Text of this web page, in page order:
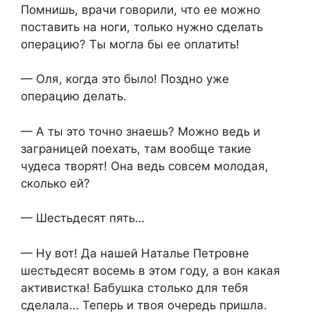
Помнишь, врачи говорили, что ее можно
поставить на ноги, только нужно сделать
операцию? Ты могла бы ее оплатить!
— Оля, когда это было! Поздно уже
операцию делать.
— А ты это точно знаешь? Можно ведь и
заграницей поехать, там вообще такие
чудеса творят! Она ведь совсем молодая,
сколько ей?
— Шестьдесят пять…
— Ну вот! Да нашей Наталье Петровне
шестьдесят восемь в этом году, а вон какая
активистка! Бабушка столько для тебя
сделала… Теперь и твоя очередь пришла.